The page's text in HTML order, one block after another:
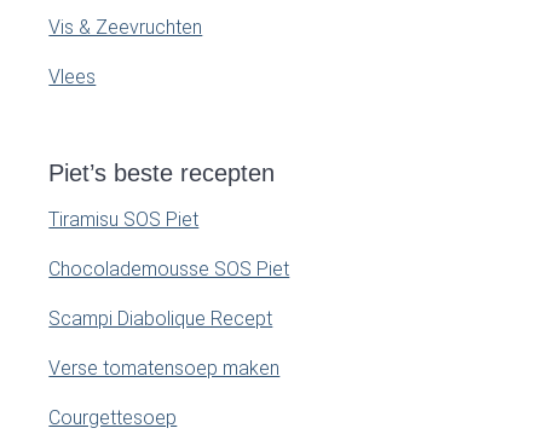
Vis & Zeevruchten
Vlees
Piet’s beste recepten
Tiramisu SOS Piet
Chocolademousse SOS Piet
Scampi Diabolique Recept
Verse tomatensoep maken
Courgettesoep